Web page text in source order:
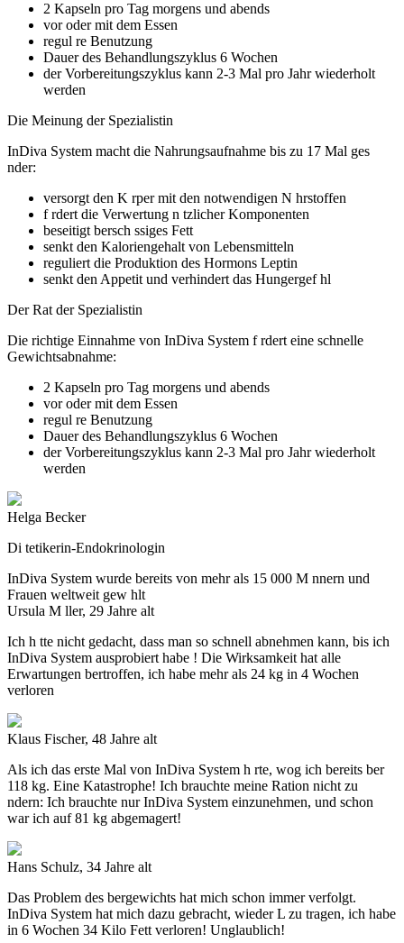
2 Kapseln pro Tag morgens und abends
vor oder mit dem Essen
regul re Benutzung
Dauer des Behandlungszyklus 6 Wochen
der Vorbereitungszyklus kann 2-3 Mal pro Jahr wiederholt
werden
Die Meinung derSpezialistin
InDiva System macht die Nahrungsaufnahme bis zu 17 Mal ges
nder:
versorgt den K rper mit den notwendigen N hrstoffen
f rdert die Verwertung n tzlicher Komponenten
beseitigt bersch ssiges Fett
senkt den Kaloriengehalt von Lebensmitteln
reguliert die Produktion des Hormons Leptin
senkt den Appetit und verhindert das Hungergef hl
DerRat der Spezialistin
Die richtige Einnahme von InDiva System f rdert eine schnelle
Gewichtsabnahme:
2 Kapseln pro Tag morgens und abends
vor oder mit dem Essen
regul re Benutzung
Dauer des Behandlungszyklus 6 Wochen
der Vorbereitungszyklus kann 2-3 Mal pro Jahr wiederholt
werden
Helga Becker
Di tetikerin-Endokrinologin
InDiva System wurde bereits von mehr als 15 000 M nnern und
Frauen weltweit gew hlt
Ursula M ller, 29 Jahre alt
Ich h tte nicht gedacht, dass man so schnell abnehmen kann, bis ich
InDiva System ausprobiert habe ! Die Wirksamkeit hat alle
Erwartungen bertroffen, ich habe mehr als 24 kg in 4 Wochen
verloren
Klaus Fischer, 48 Jahre alt
Als ich das erste Mal von InDiva System h rte, wog ich bereits ber
118 kg. Eine Katastrophe! Ich brauchte meine Ration nicht zu
ndern: Ich brauchte nurInDiva System einzunehmen, und schon
war ich auf 81 kg abgemagert!
Hans Schulz, 34 Jahre alt
Das Problem des bergewichts hat mich schon immer verfolgt.
InDiva System hat mich dazu gebracht, wieder L zu tragen, ich habe
in 6 Wochen 34 Kilo Fett verloren! Unglaublich!